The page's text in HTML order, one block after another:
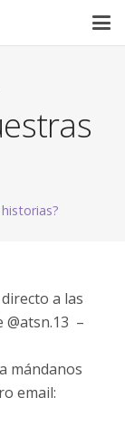
a las
@atsn.13 –
mándanos
email: